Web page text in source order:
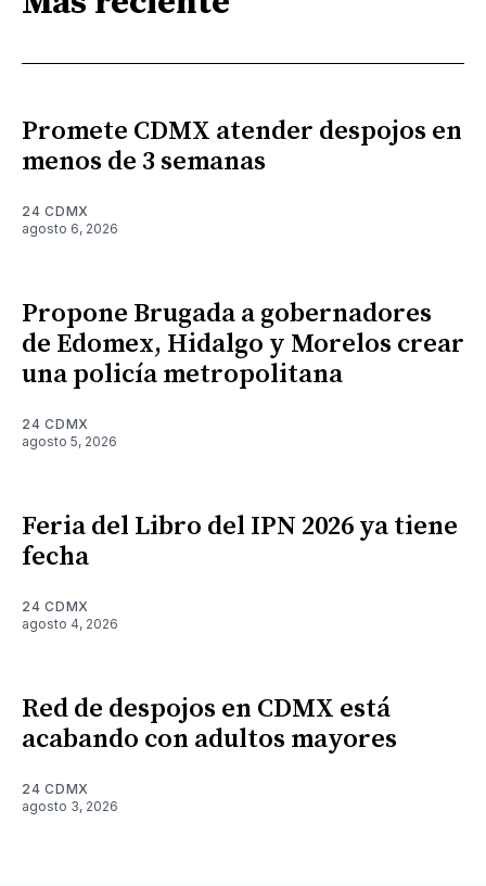
Promete CDMX atender despojos en
menos de 3 semanas
24 CDMX
agosto 6, 2026
Propone Brugada a gobernadores
de Edomex, Hidalgo y Morelos crear
una policía metropolitana
24 CDMX
agosto 5, 2026
Feria del Libro del IPN 2026 ya tiene
fecha
24 CDMX
agosto 4, 2026
Red de despojos en CDMX está
acabando con adultos mayores
24 CDMX
agosto 3, 2026